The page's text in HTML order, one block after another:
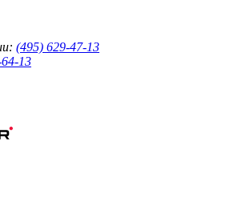
(495) 629-47-13
13